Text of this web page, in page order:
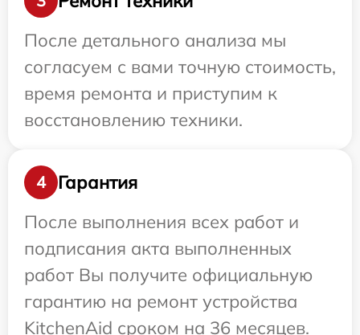
После детального анализа мы
согласуем с вами точную стоимость,
время ремонта и приступим к
восстановлению техники.
4
Гарантия
После выполнения всех работ и
подписания акта выполненных
работ Вы получите официальную
гарантию на ремонт устройства
KitchenAid сроком на 36 месяцев.